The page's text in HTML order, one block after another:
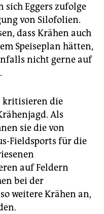
Eggers zufolge
von Silo­folien.
dass Krähen auch
Speiseplan hätten,
nicht gerne auf
kritisieren die
Als
sie die von
Fieldsports für die
auf Feldern
bei der
weitere Krähen an,